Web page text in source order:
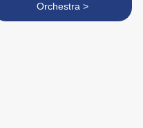
Orchestra >